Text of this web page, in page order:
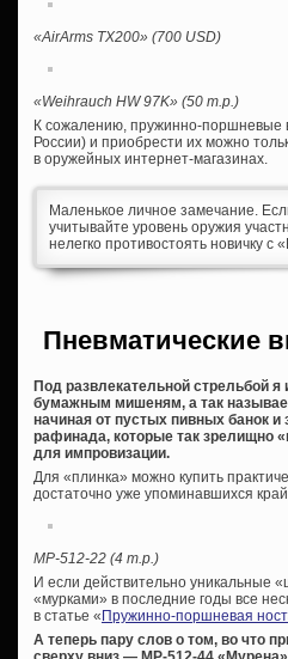
«AirArms TX200» (700 USD)
«Weihrauch HW 97K» (50 т .р .)
К сожалению, пружинно-поршневые
России) и приобрести их можно
в оружейных интернет-магазинах.
Маленькое личное замечание.
учитывайте уровень оружия
нелегко противостоять новичку
Пневматические
Под развлекательной стрельбой
бумажным мишеням, а так
начиная от пустых пивных банок и
рафинада, которые так зрелищно
для импровизации.
Для «плинка» можно купить
достаточно уже упоминавшихся
МР-512-22 (4 т.р.)
И если действительно уникальные
«мурками» в последние годы все
в статье « Пружинно-поршневая
А теперь пару слов о том, во что